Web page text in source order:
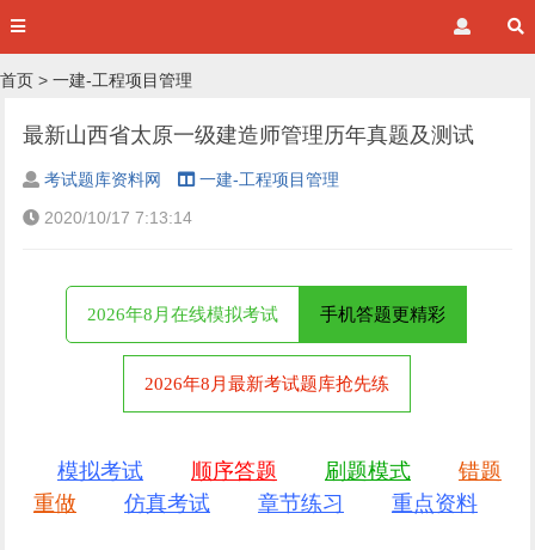
首页 > 一建-工程项目管理
最新山西省太原一级建造师管理历年真题及测试
考试题库资料网
一建-工程项目管理
2020/10/17 7:13:14
2026年8月在线模拟考试 手机答题更精彩
2026年8月最新考试题库抢先练
模拟考试 顺序答题 刷题模式
错题
重做
仿真考试 章节练习 重点资料